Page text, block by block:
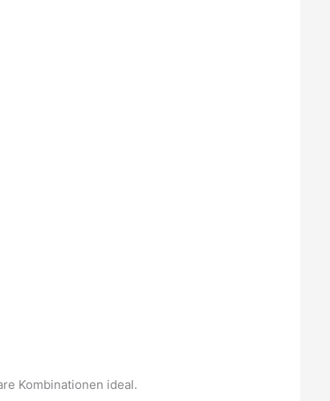
Kombinationen ideal.